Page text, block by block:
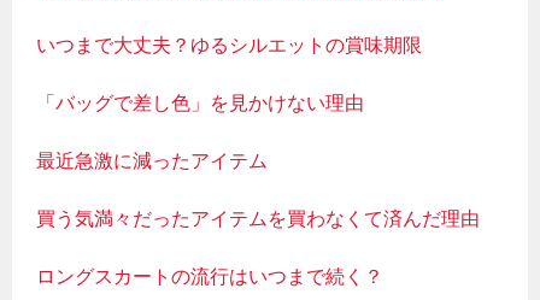
いつまで大丈夫？ゆるシルエットの賞味期限
「バッグで差し色」を見かけない理由
最近急激に減ったアイテム
買う気満々だったアイテムを買わなくて済んだ理由
ロングスカートの流行はいつまで続く？